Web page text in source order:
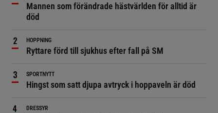
Mannen som förändrade hästvärlden för alltid är
död
HOPPNING
Ryttare förd till sjukhus efter fall på SM
SPORTNYTT
Hingst som satt djupa avtryck i hoppaveln är död
DRESSYR